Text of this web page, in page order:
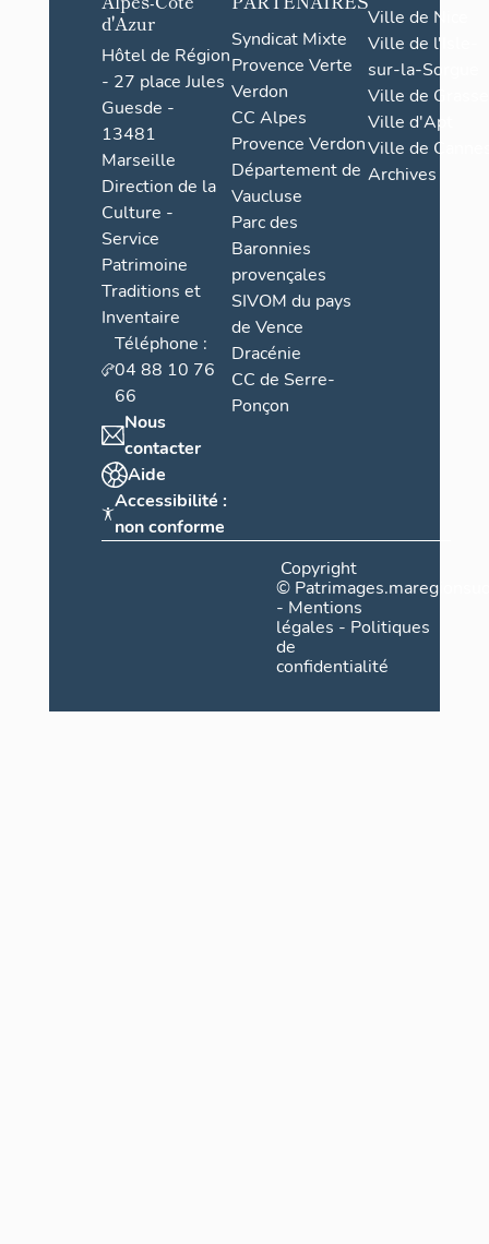
d'Azur
Hôtel de Région
- 27 place Jules
Guesde -
13481
Marseille
Direction de la
Culture -
Service
Patrimoine
Traditions et
Inventaire
Téléphone :
04 88 10 76
66
Nous
contacter
Aide
Accessibilité :
non conforme
Syndicat Mixte
Provence Verte
Verdon
CC Alpes
Provence Verdon
Département de
Vaucluse
Parc des
Baronnies
provençales
SIVOM du pays
de Vence
Dracénie
CC de Serre-
Ponçon
Ville de Nice
Ville de l'Isle-
sur-la-Sorgue
Ville de Grasse
Ville d'Apt
Ville de
Archives
Copyright
©
- Mentions
légales - Politiques
de
confidentialité